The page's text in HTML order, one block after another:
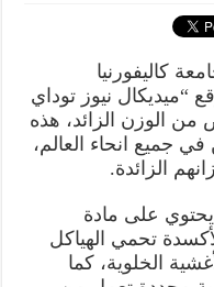
كاليفورنيا
“ميديكال نيوز توداي
من الوزن الزائد، هذه
في جميع انحاء العالم،
الزائدة.
يحتوي على مادة
تحمي الهياكل
الخلوية، كما